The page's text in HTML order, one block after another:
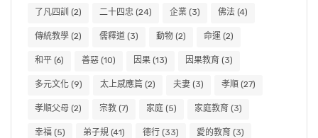
了凡四訓 (2) 二十四忠 (24) 企業 (3) 佛法 (4)
傳統教學 (2) 儒釋道 (3) 動物 (2) 命運 (2)
和平 (6) 善惡 (10) 因果 (13) 因果教育 (3)
多元文化 (9) 太上感應篇 (2) 夫妻 (3) 孝順 (27)
孝順父母 (2) 宗教 (7) 家庭 (5) 家庭教育 (3)
幸福 (5) 弟子規 (41) 德行 (33) 愛的教育 (3)